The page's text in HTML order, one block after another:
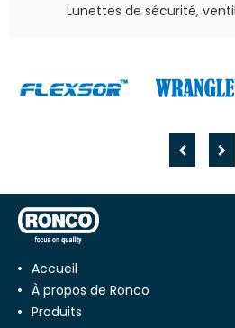
Lunettes de sécurité,
Accueil
À propos de Ronco
Produits